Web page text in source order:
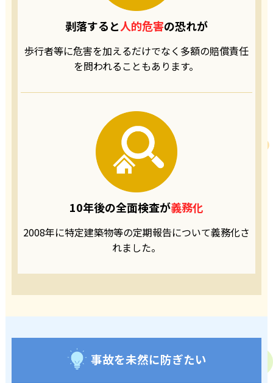
剥落すると人的危害の恐れが
歩行者等に危害を加えるだけでなく 多額の賠償責任
を問われることもあります。
10年後の全面検査が義務化
2008年に特定建築物等の定期報告について義務化さ
れました。
事故を未然に防ぎたい